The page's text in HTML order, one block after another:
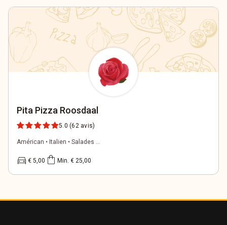
Pita Pizza Roosdaal
5.0 (62 avis)
Américan • Italien • Salades ...
directions_car € 5,00 shopping_bag Min. € 25,00